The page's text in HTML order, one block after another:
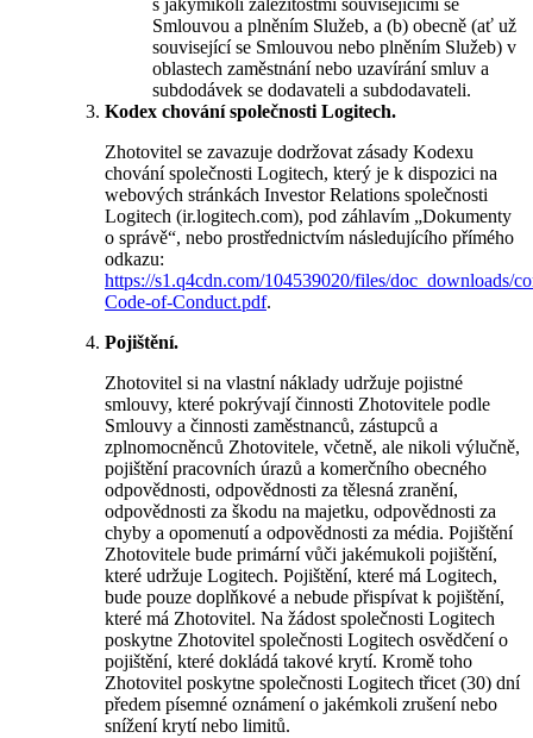
s jakýmikoli záležitostmi souvisejícími se
Smlouvou a plněním Služeb, a (b) obecně (ať už
související se Smlouvou nebo plněním Služeb) v
oblastech zaměstnání nebo uzavírání smluv a
subdodávek se dodavateli a subdodavateli.
Kodex chování společnosti Logitech.
Zhotovitel se zavazuje dodržovat zásady Kodexu
chování společnosti Logitech, který je k dispozici na
webových stránkách Investor Relations společnosti
Logitech (ir.logitech.com), pod záhlavím „Dokumenty
o správě“, nebo prostřednictvím následujícího přímého
odkazu:
https://s1.q4cdn.com/104539020/files/doc_downloads/
Code-of-Conduct.pdf.
Pojištění.
Zhotovitel si na vlastní náklady udržuje pojistné
smlouvy, které pokrývají činnosti Zhotovitele podle
Smlouvy a činnosti zaměstnanců, zástupců a
zplnomocněnců Zhotovitele, včetně, ale nikoli výlučně,
pojištění pracovních úrazů a komerčního obecného
odpovědnosti, odpovědnosti za tělesná zranění,
odpovědnosti za škodu na majetku, odpovědnosti za
chyby a opomenutí a odpovědnosti za média. Pojištění
Zhotovitele bude primární vůči jakémukoli pojištění,
které udržuje Logitech. Pojištění, které má Logitech,
bude pouze doplňkové a nebude přispívat k pojištění,
které má Zhotovitel. Na žádost společnosti Logitech
poskytne Zhotovitel společnosti Logitech osvědčení o
pojištění, které dokládá takové krytí. Kromě toho
Zhotovitel poskytne společnosti Logitech třicet (30) dní
předem písemné oznámení o jakémkoli zrušení nebo
snížení krytí nebo limitů.